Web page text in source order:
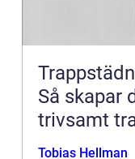
Så skapar
trivsamt
Tobias Hellman